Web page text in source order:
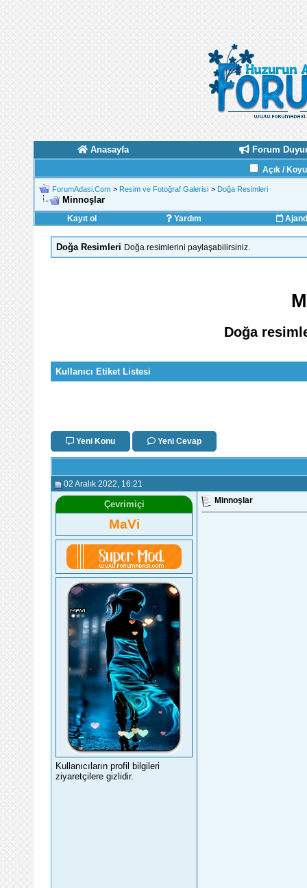
Anasayfa Forum
Açık /
ForumAdasi.Com > Resim ve Fotoğraf Galerisi > Doğa Resimleri
Minnoşlar
Kayıt ol Yardım
Doğa Resimleri Doğa resimlerini paylaşabilirsiniz.
Doğa
Kullanıcı Etiket Listesi
Yeni Konu Yeni Cevap
02 Aralık 2022 , 16:21
Çevrimiçi
MaVi
Kullanıcıların profil bilgileri
ziyaretçilere gizlidir.
Minnoşlar